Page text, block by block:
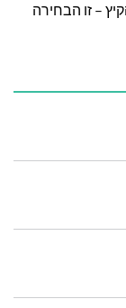
– זו הבחירה